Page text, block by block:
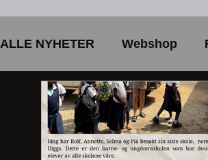
ALLE NYHETER Webshop
Skolebibliotek Sport og
LUMDS Gave trygt